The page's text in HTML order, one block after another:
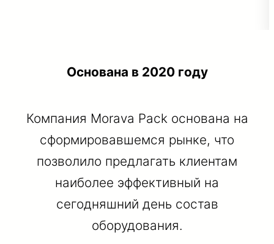
Основана в 2020 году
Компания Mоrava Pack основана на
сформировавшемся рынке, что
позволило предлагать клиентам
наиболее эффективный на
сегодняшний день состав
оборудования.